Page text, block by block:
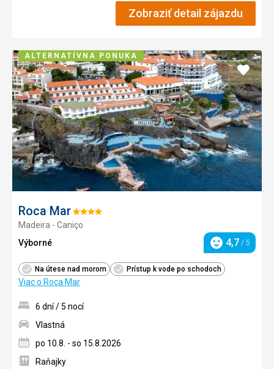
Zobraziť detail zájazdu
Roca MarHodnotenie:
4/5
Madeira - Caniço
Výborné
Hodnotenie
4,7 / 5
Na útese nad morom Prístup k vode po schodoch
Viac o Roca Mar
Pridať
do
6 dní / 5 nocí
Vlastná
po 10.8. - so 15.8.2026
Raňajky
ALTERNATÍVNA PONUKA